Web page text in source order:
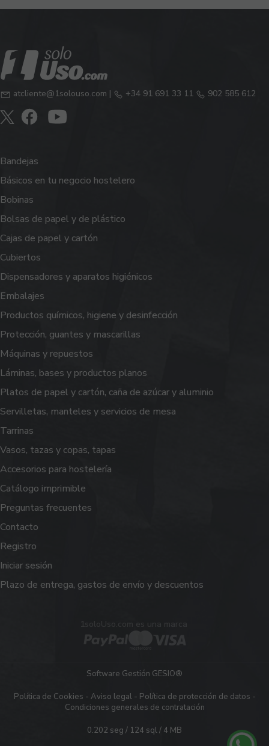
atcliente@1solouso.com | +34 91 691 33 11 902 585 612
Bandejas
Básicos en tu negocio hostelero
Bobinas
Bolsas de papel y de plástico
Cajas de papel y cartón
Cubiertos
Dispensadores y aparatos higiénicos
Embalajes
Productos químicos, higiene y desinfección
Protección, guantes y mascarillas
Máquinas y repuestos
Láminas, bases y productos planos
Platos de papel y cartón, caña de azúcar y aluminio
Servilletas, manteles y servicios de mesa
Tarrinas
Vasos, tazas y copas, tapas
Accesorios para hostelería
Catálogo imprimible
Preguntas frecuentes
Contacto
Registro
Iniciar sesión
Plazo de entrega, gastos de envío y descuentos
1soloUso.com es una marca
Software Gestión GESIO®
Política de Cookies - Aviso legal- Política de protección de datos -
Condiciones generales de contratación
0.202 seg / 124 sql/ 4 MB